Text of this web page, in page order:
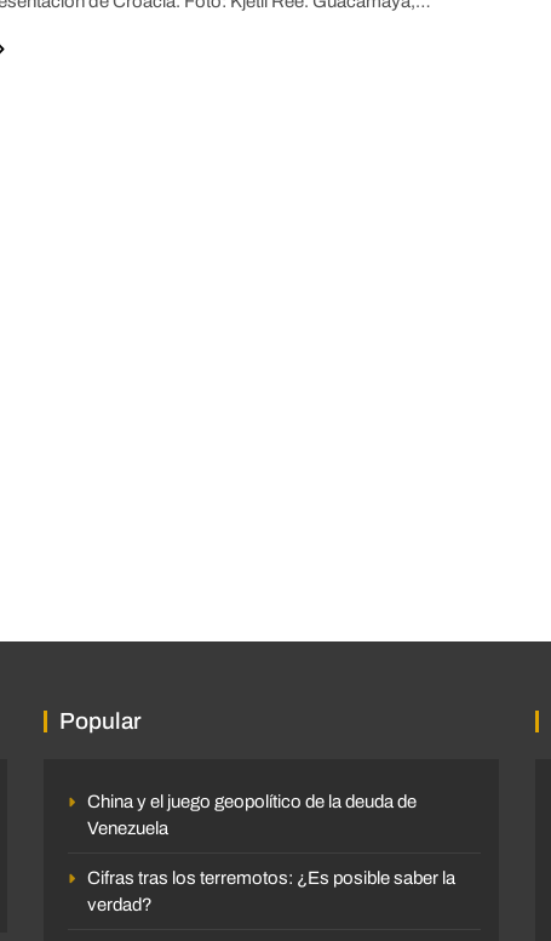
Popular
China y el juego geopolítico de la deuda de
Venezuela
Cifras tras los terremotos: ¿Es posible saber la
verdad?